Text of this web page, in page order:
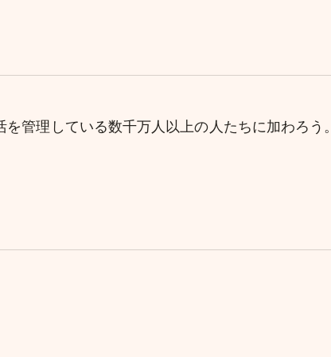
管理している数千万人以上の人たちに加わろう。